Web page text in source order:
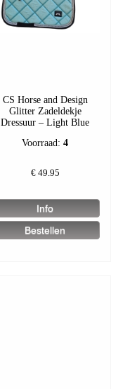
CS Horse and Design
Glitter Zadeldekje
Dressuur – Light Blue
Voorraad:4
€ 49.95